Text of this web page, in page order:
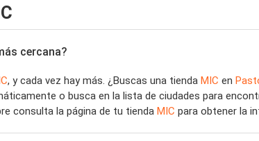
cercana?
, y cada vez hay más. ¿Buscas una tienda MIC en
o busca en la lista de ciudades para
consulta la página de tu tienda MIC para obtener la